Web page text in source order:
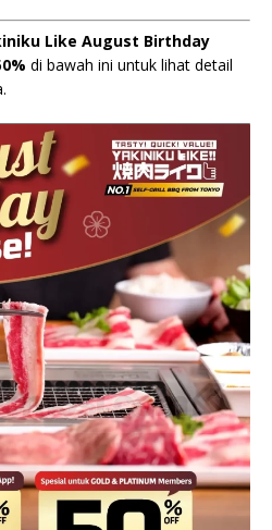
Like August Birthday
di bawah ini untuk lihat detail